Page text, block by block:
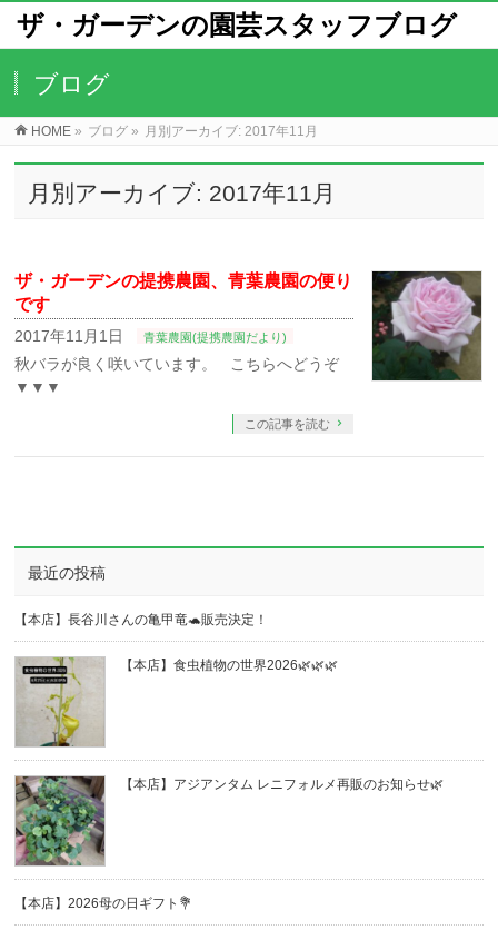
ザ・ガーデンの園芸スタッフブログ
ブログ
HOME » ブログ » 月別アーカイブ: 2017年11月
月別アーカイブ: 2017年11月
ザ・ガーデンの提携農園、青葉農園の便り
です
2017年11月1日 青葉農園(提携農園だより)
秋バラが良く咲いています。 こちらへどうぞ
▼▼▼
この記事を読む
最近の投稿
【本店】長谷川さんの亀甲竜🐢販売決定！
【本店】食虫植物の世界2026🌿🌿🌿
【本店】アジアンタム レニフォルメ再販のお知らせ🌿
【本店】2026母の日ギフト💐